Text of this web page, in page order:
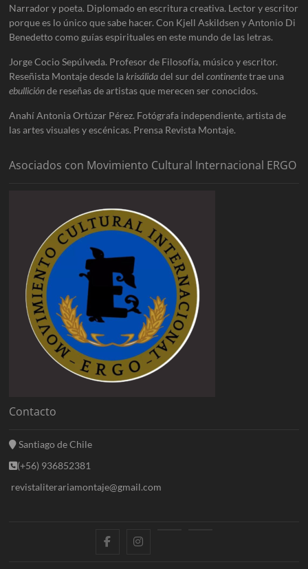
Narrador y poeta. Diplomado en escritura creativa. Lector y escritor
porque es lo único que sabe hacer. Con Kjell Askildsen y Antonio Di
Benedetto como guías espirituales en este mundo de las letras.
Jorge Cocio Sepúlveda. Profesor de Filosofía, músico y escritor.
Reseñista Montaje desde lakrisálidadel sur delcontinentetrae una
ebulliciónde reseñas de artistas que merecen ser conocidos.
Anahí Antonia Ortúzar Pérez. Fotógrafa independiente, artista de
las artes visuales y escénicas. Prensa Revista Montaje.
Asociados con Movimiento Cultural Internacional ERGO
Contacto
Santiago de Chile
(+56) 936852381
revistaliterariamontaje@gmail.com